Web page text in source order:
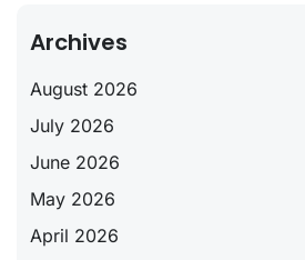
Archives
August 2026
July 2026
June 2026
May 2026
April 2026